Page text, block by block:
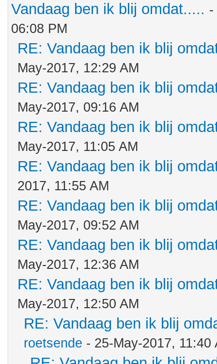
Vandaag ben ik blij omdat.....
06:08 PM
RE: Vandaag ben ik blij
May-2017, 12:29 AM
RE: Vandaag ben ik blij
May-2017, 09:16 AM
RE: Vandaag ben ik blij
May-2017, 11:05 AM
RE: Vandaag ben ik blij
2017, 11:55 AM
RE: Vandaag ben ik blij
May-2017, 09:52 AM
RE: Vandaag ben ik blij
May-2017, 12:36 AM
RE: Vandaag ben ik blij
May-2017, 12:50 AM
RE: Vandaag ben ik blij
roetsende - 25-May-2017, 11:40